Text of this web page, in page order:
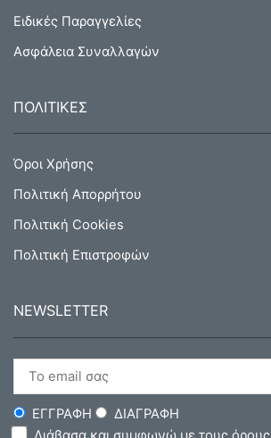
Ειδικές Παραγγελίες
Ασφάλεια Συναλλαγών
ΠΟΛΙΤΙΚΕΣ
Όροι Χρήσης
Πολιτική Απορρήτου
Πολιτική Cookies
Πολιτική Επιστροφών
NEWSLETTER
ΕΓΓΡΑΦΗ
ΔΙΑΓΡΑΦΗ